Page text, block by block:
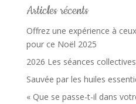
Articles récents
Offrez une expérience à
pour ce Noël 2025
2026 Les séances
Sauvée par les huiles
« Que se passe-t-il dans